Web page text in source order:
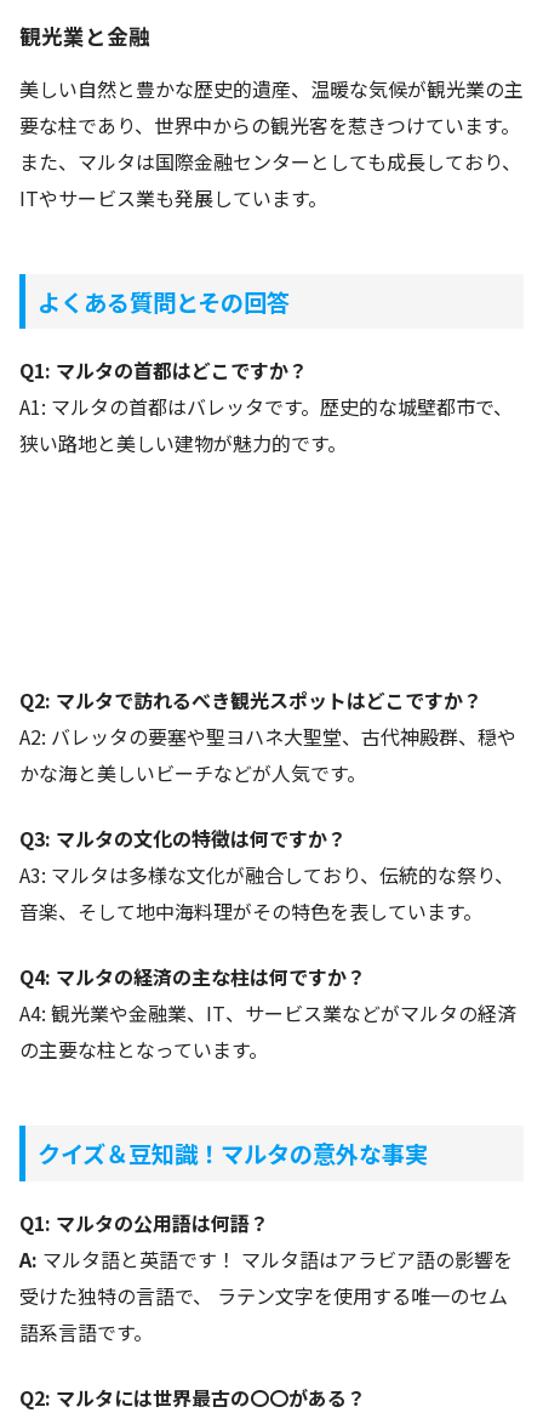
観光業と金融
美しい自然と豊かな歴史的遺産、温暖な気候が観光業の主
要な柱であり、世界中からの観光客を惹きつけています。
また、マルタは国際金融センターとしても成長しており、
ITやサービス業も発展しています。
よくある質問とその回答
Q1: マルタの首都はどこですか？
A1: マルタの首都はバレッタです。歴史的な城壁都市で、
狭い路地と美しい建物が魅力的です。
Q2: マルタで訪れるべき観光スポットはどこですか？
A2: バレッタの要塞や聖ヨハネ大聖堂、古代神殿群、穏や
かな海と美しいビーチなどが人気です。
Q3: マルタの文化の特徴は何ですか？
A3: マルタは多様な文化が融合しており、伝統的な祭り、
音楽、そして地中海料理がその特色を表しています。
Q4: マルタの経済の主な柱は何ですか？
A4: 観光業や金融業、IT、サービス業などがマルタの経済
の主要な柱となっています。
クイズ＆豆知識！マルタの意外な事実
Q1: マルタの公用語は何語？
A: マルタ語と英語です！ マルタ語はアラビア語の影響を
受けた独特の言語で、 ラテン文字を使用する唯一のセム
語系言語です。
Q2: マルタには世界最古の〇〇がある？